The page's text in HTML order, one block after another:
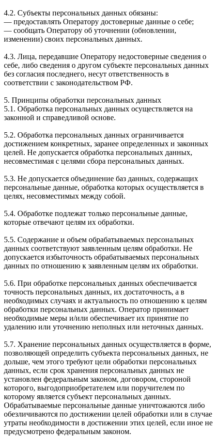
4.2. Субъекты персональных данных обязаны:
— предоставлять Оператору достоверные данные о себе;
— сообщать Оператору об уточнении (обновлении,
изменении) своих персональных данных.
4.3. Лица, передавшие Оператору недостоверные сведения о
себе, либо сведения о другом субъекте персональных данных
без согласия последнего, несут ответственность в
соответствии с законодательством РФ.
5. Принципы обработки персональных данных
5.1. Обработка персональных данных осуществляется на
законной и справедливой основе.
5.2. Обработка персональных данных ограничивается
достижением конкретных, заранее определенных и законных
целей. Не допускается обработка персональных данных,
несовместимая с целями сбора персональных данных.
5.3. Не допускается объединение баз данных, содержащих
персональные данные, обработка которых осуществляется в
целях, несовместимых между собой.
5.4. Обработке подлежат только персональные данные,
которые отвечают целям их обработки.
5.5. Содержание и объем обрабатываемых персональных
данных соответствуют заявленным целям обработки. Не
допускается избыточность обрабатываемых персональных
данных по отношению к заявленным целям их обработки.
5.6. При обработке персональных данных обеспечивается
точность персональных данных, их достаточность, а в
необходимых случаях и актуальность по отношению к целям
обработки персональных данных. Оператор принимает
необходимые меры и/или обеспечивает их принятие по
удалению или уточнению неполных или неточных данных.
5.7. Хранение персональных данных осуществляется в форме,
позволяющей определить субъекта персональных данных, не
дольше, чем этого требуют цели обработки персональных
данных, если срок хранения персональных данных не
установлен федеральным законом, договором, стороной
которого, выгодоприобретателем или поручителем по
которому является субъект персональных данных.
Обрабатываемые персональные данные уничтожаются либо
обезличиваются по достижении целей обработки или в случае
утраты необходимости в достижении этих целей, если иное не
предусмотрено федеральным законом.